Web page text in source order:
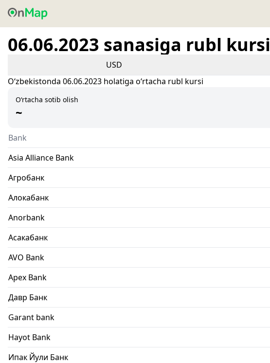
06.06.2023 sanasiga rubl kursi
USD
Oʻzbekistonda 06.06.2023 holatiga oʻrtacha rubl kursi
O‘rtacha sotib olish
~
Bank
Asia Alliance Bank
Агробанк
Алокабанк
Anorbank
Асакабанк
AVO Bank
Apex Bank
Давр Банк
Garant bank
Hayot Bank
Ипак Йули Банк